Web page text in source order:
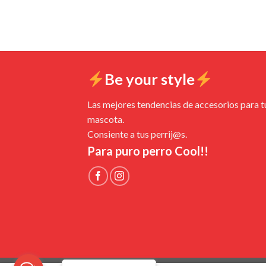
Be your style
Las mejores tendencias de accesorios para
mascota.
Consiente a tus perrij@s.
Para puro perro Cool!!